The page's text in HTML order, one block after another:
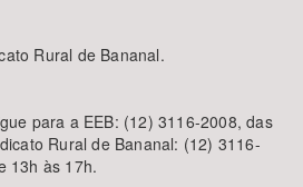
Rural de Bananal.
para a EEB: (12) 3116-2008, das
Rural de Bananal: (12) 3116-
13h às 17h.